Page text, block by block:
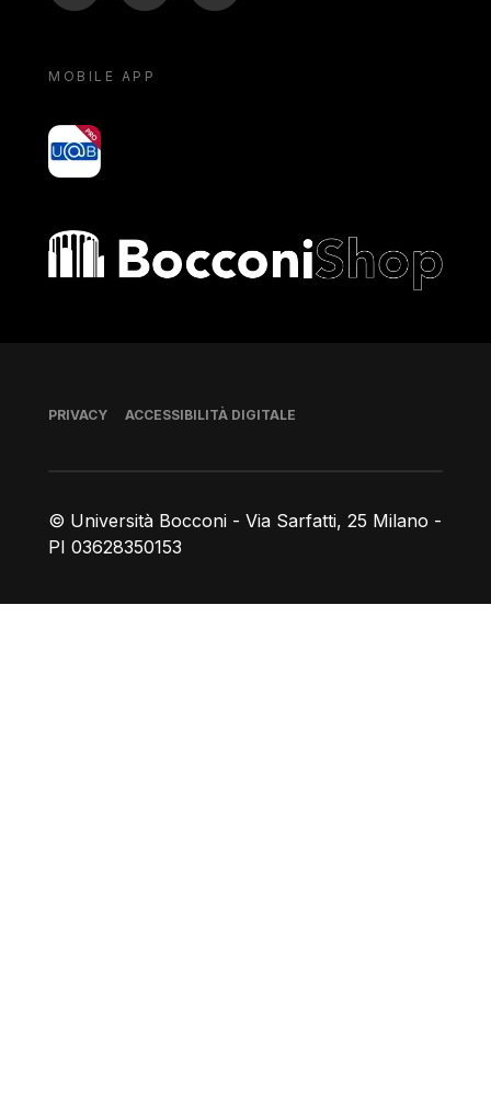
MOBILE APP
yoU@B
Bocconi shop
© Università Bocconi - Via Sarfatti, 25 Milano -
PI 03628350153
Piè di pagina
PRIVACY ACCESSIBILITÀ DIGITALE